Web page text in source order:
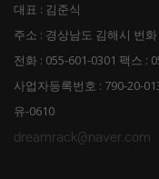
대표 : 김준식
주소 : 경상남도 김해시 번
전화 : 055-601-0301 팩스 :
사업자등록번호 : 790-20-
유-0610
dreamrack@naver.com